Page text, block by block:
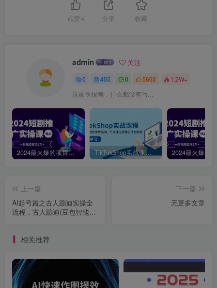
点赞 4 分享 收藏
admin 关注
0 455 0 5663 1.2W+
这家伙很懒，什么都没有写...
2024最火爆的项目短剧推广实操课，一条视频变现5万+【附软件工具】 TikTokShop实战课程，手把手教你低成本启动，东南亚无货源玩法全解析
上一篇
AI起号篇之古人蹦迪实操全
流程，古人蹦迪(豆包智能
下一篇
无更多文章
相关推荐